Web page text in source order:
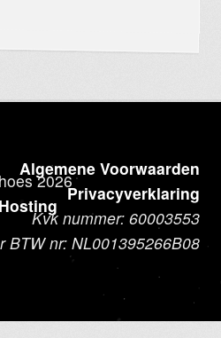
2026
Algemene Voorwaarden
Privacyverklaring
Kvk nummer: 60003553
BTW nr: NL001395266B08